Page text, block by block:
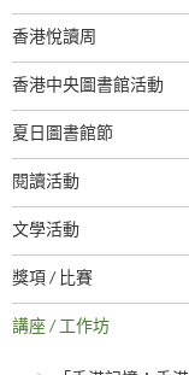
香港悅讀周
香港中央圖書館活動
夏日圖書館節
閱讀活動
文學活動
獎項 / 比賽
講座 / 工作坊